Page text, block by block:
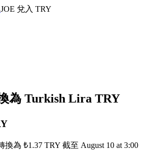
JOE 兌入 TRY
為 Turkish Lira TRY
換為 ₺1.37 TRY 截至 August 10 at 3:00